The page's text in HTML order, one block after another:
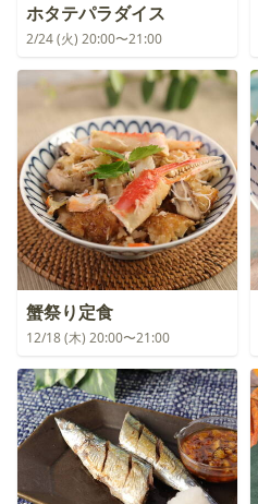
ホタテパラダイス
2/24 (火) 20:00〜21:00
蟹祭り定食
12/18 (木) 20:00〜21:00